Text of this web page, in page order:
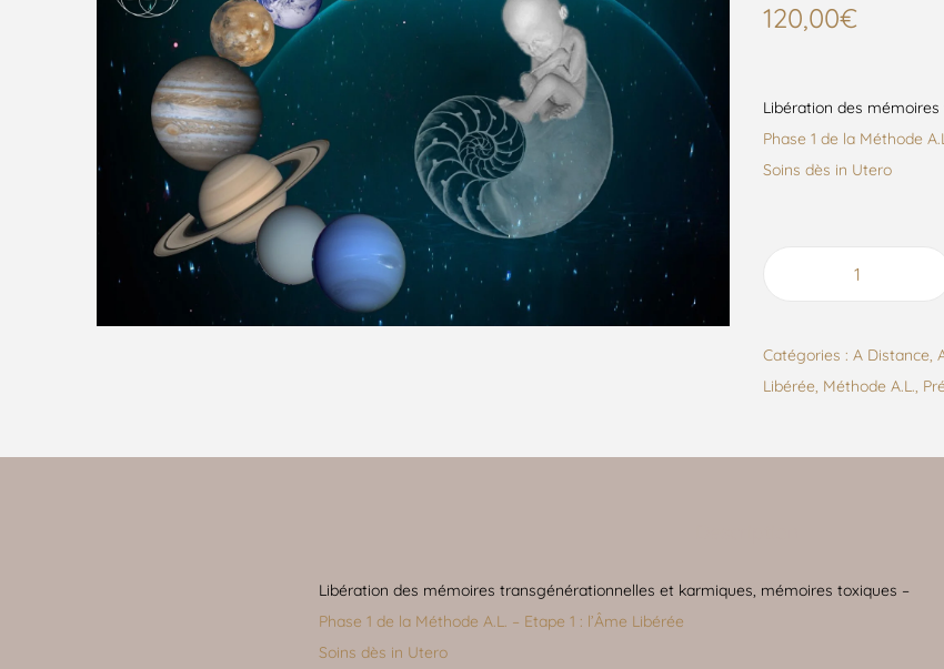
120,00€
Libération des
Phase 1 de la Méthode
Soins dès in Utero
Catégories : A Distance,
Libérée, Méthode A.L.,
Libération des mémoires transgénérationnelles et karmiques, mémoires toxiques –
Phase 1 de la Méthode A.L. – Etape 1 : l’Âme Libérée
Soins dès in Utero